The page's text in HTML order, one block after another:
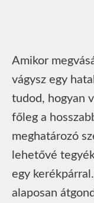
Amikor
vágysz egy
tudod, hogyan
főleg a
meghatározó
lehetővé
egy
alaposan